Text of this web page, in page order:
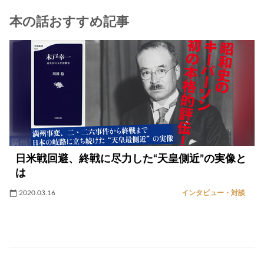
本の話おすすめ記事
日米戦回避、終戦に尽力した“天皇側近”の実像と
は
2020.03.16 インタビュー・対談